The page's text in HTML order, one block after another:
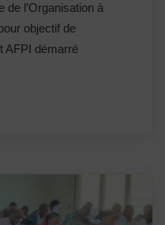
de l’Organisation à
objectif de
AFPI démarré